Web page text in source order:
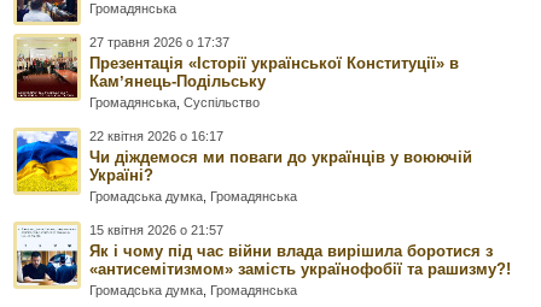
Громадянська
27 травня 2026 о 17:37
Презентація «Історії української Конституції» в
Камʼянець-Подільську
Громадянська ,Суспільство
22 квітня 2026 о 16:17
Чи діждемося ми поваги до українців у воюючій
Україні?
Громадська думка Громадянська
15 квітня 2026 о 21:57
Як і чому під час війни влада вирішила боротися з
«антисемітизмом» замість українофобії та рашизму?!
Громадська думка Громадянська